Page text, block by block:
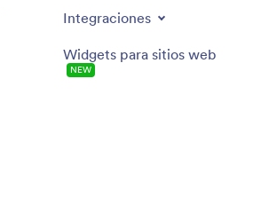
Integraciones
Widgets para sitios web
NEW